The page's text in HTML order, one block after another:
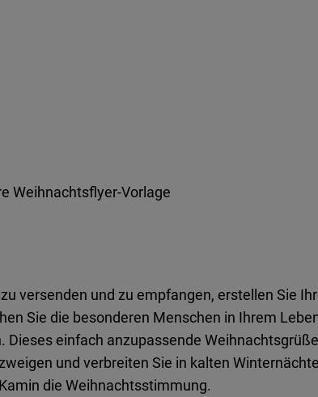
Weihnachtsflyer-Vorlage
versenden und zu empfangen, erstellen Sie
Sie die besonderen Menschen in Ihrem
einfach anzupassende
und verbreiten Sie in kalten
die Weihnachtsstimmung.